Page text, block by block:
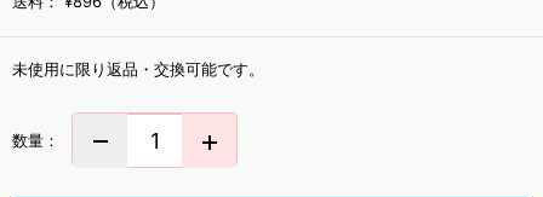
未使用に限り返品・交換可能です。
数量：